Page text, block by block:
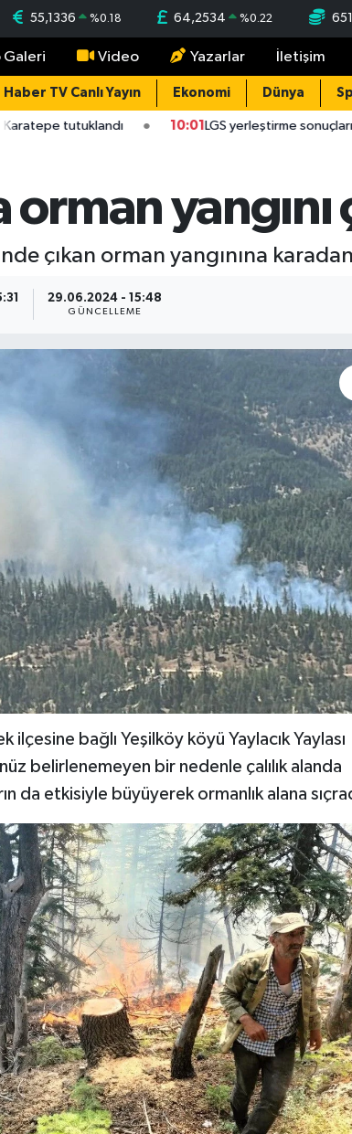
55,1336 %0.18 64,2534 %0.22
Galeri Video Yazarlar İletişim
TV Canlı Yayın Ekonomi Dünya
tutuklandı 10:01LGS yerleştirme sonuçları
yangını
çıkan orman yangınına
29.06.2024 - 15:48
GÜNCELLEME
ilçesine bağlı Yeşilköy köyü Yaylacık Yaylası
belirlenemeyen bir nedenle çalılık alanda
da etkisiyle büyüyerek ormanlık alana